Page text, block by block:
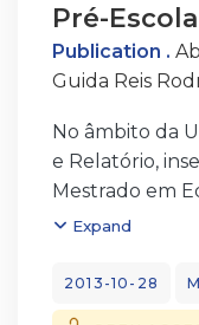
Pré-
Publication .
Guida Reis
No âmbito da
e Relatório,
Mestrado em
do 1.º Ciclo do
do1.º Ciclo do
relatório
Expand
2013-10-28